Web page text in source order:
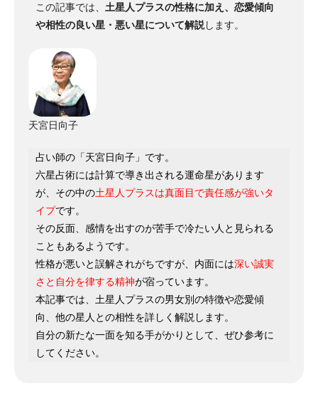
この記事では、 土星人プラスの性格に加え、恋愛傾向
や相性の良い星・悪い星について解説します。
天宮日向子
占い師の「天宮日向子」です。
六星占術には計算で導き出される運命星があります
が、その中の土星人プラスは真面目で責任感が強いタ
イプです。
その反面、感情を出すのが苦手で冷たい人と見られる
こともあるようです。
性格が悪いと誤解されがちですが、内面には深い誠実
さと自分を律する精神が宿っています。
本記事では、土星人プラスの男女別の特徴や恋愛傾
向、他の星人との相性を詳しく解説します。
自分の新たな一面を知る手がかりとして、ぜひ参考に
してください。